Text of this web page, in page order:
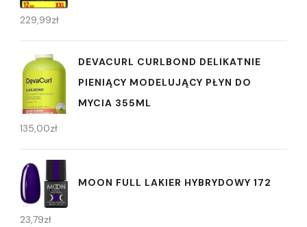
229,99zł
DEVACURL CURLBOND DELIKATNIE
PIENIĄCY MODELUJĄCY PŁYN DO
MYCIA 355ML
135,00zł
MOON FULL LAKIER HYBRYDOWY 172
23,79zł